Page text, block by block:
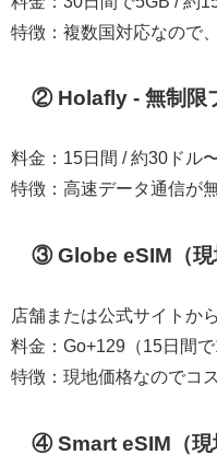
特徴：複数国対応なので
② Holafly - 無制限
料金：15日間 / 約30ドル
特徴：高速データ通信が
③ Globe eSIM（現
店舗または公式サイトか
料金：Go+129（15日間
特徴：現地価格なのでコ
④ Smart eSIM（現